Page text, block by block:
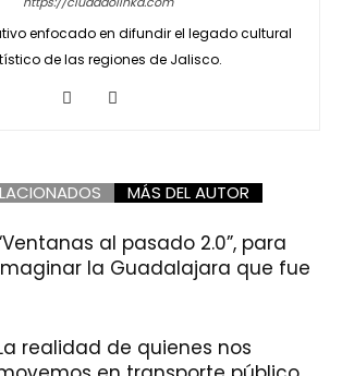
enfocado en difundir el legado cultural
de las regiones de Jalisco.
MÁS DEL AUTOR
al pasado 2.0”, para
la Guadalajara que fue
realidad de quienes nos